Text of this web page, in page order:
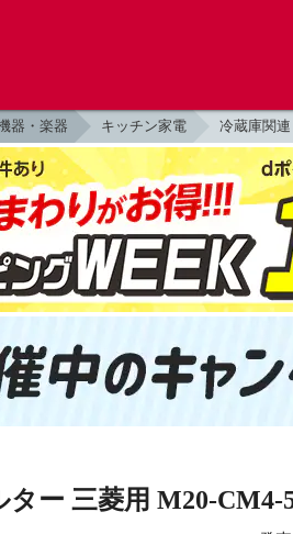
器・楽器 キッチン家電 冷蔵庫関連
ー 三菱用 M20-